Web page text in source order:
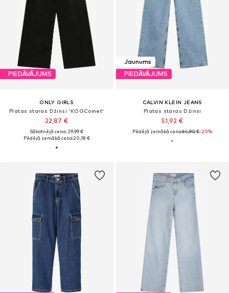
PIEDĀVĀJUMS
ONLY GIRLS
Platas staras Džinsi 'KOGComet'
22,87 €
Sākotnējā cena: 29,99 €
Pēdējā zemākā cena:20,18 €
Jaunums
PIEDĀVĀJUMS
CALVIN KLEIN JEANS
Platas staras Džinsi
51,92 €
Pēdējā zemākā cena:64,90 €-20%